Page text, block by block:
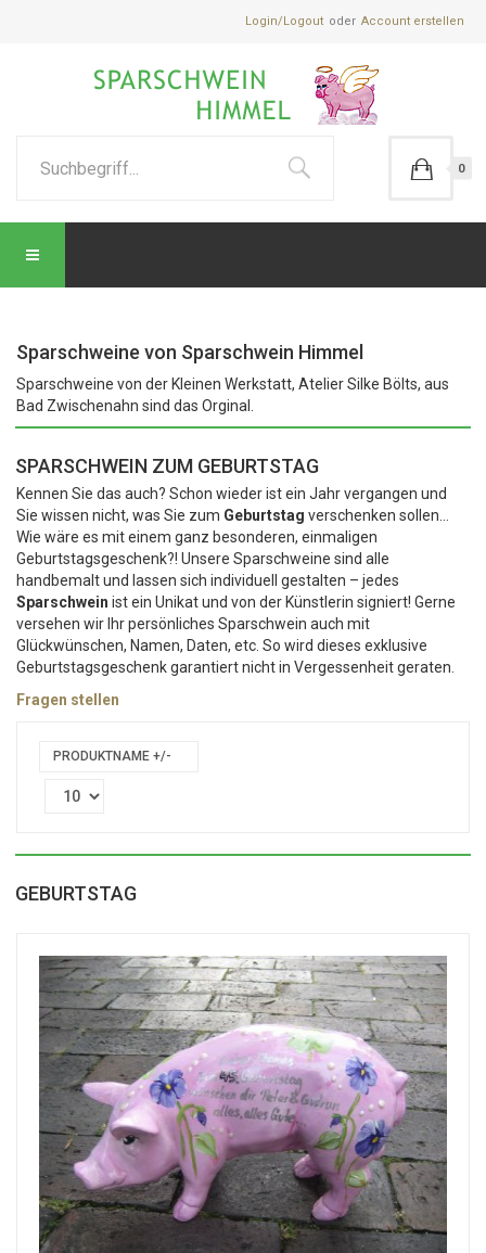
Login/Logout Account erstellen
0
Sparschweine von Sparschwein Himmel
Sparschweine von der Kleinen Werkstatt, Atelier Silke Bölts, aus
Bad Zwischenahn sind das Orginal.
SPARSCHWEIN ZUM GEBURTSTAG
Kennen Sie das auch? Schon wieder ist ein Jahr vergangen und
Sie wissen nicht, was Sie zum Geburtstag verschenken sollen…
Wie wäre es mit einem ganz besonderen, einmaligen
Geburtstagsgeschenk?! Unsere Sparschweine sind alle
handbemalt und lassen sich individuell gestalten – jedes
Sparschwein ist ein Unikat und von der Künstlerin signiert! Gerne
versehen wir Ihr persönliches Sparschwein auch mit
Glückwünschen, Namen, Daten, etc. So wird dieses exklusive
Geburtstagsgeschenk garantiert nicht in Vergessenheit geraten.
Fragen stellen
PRODUKTNAME +/-
GEBURTSTAG